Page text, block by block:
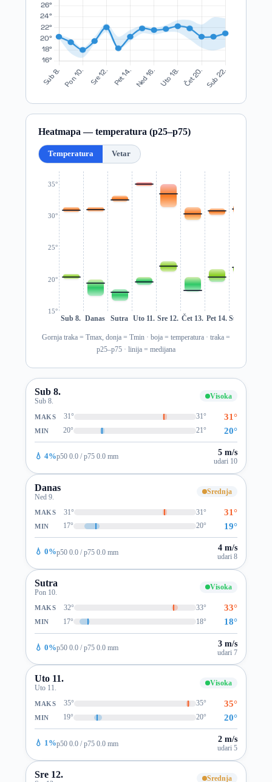
Heatmapa — temperatura (p25–p75)
Temperatura Vetar
15°
20°
25°
30°
35°
Sub 8. Danas Sutra Uto 11. Sre 12. Čet 13. Pet 14. Sub 15.
Gornja traka = Tmax, donja = Tmin · boja = temperatura · traka =
p25–p75 · linija = medijana
Sub 8.
Sub 8.
Visoka
MAKS 31° 31° 31°
MIN 20° 21° 20°
💧 4%p50 0.0 / p75 0.0 mm 5 m/s
udari 10
Danas
Ned 9.
Srednja
MAKS 31° 31° 31°
MIN 17° 20° 19°
💧 0%p50 0.0 / p75 0.0 mm 4 m/s
udari 8
Sutra
Pon 10.
Visoka
MAKS 32° 33° 33°
MIN 17° 18° 18°
💧 0%p50 0.0 / p75 0.0 mm 3 m/s
udari 7
Uto 11.
Uto 11.
Visoka
MAKS 35° 35° 35°
MIN 19° 20° 20°
💧 1%p50 0.0 / p75 0.0 mm 2 m/s
udari 5
Sre 12. Srednja